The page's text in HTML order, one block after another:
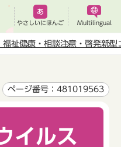
やさしいにほんご Multilingual
福祉健康・相談注意・啓発新型
ページ番号：481019563
イルス